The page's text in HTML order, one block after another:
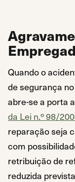
Quando o
de segurança
abre-se a porta
da Lei n.º 98/
reparação seja
com
retribuição de
reduzida